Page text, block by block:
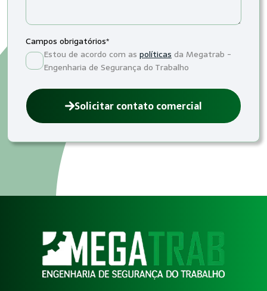
Campos obrigatórios*
Estou de acordo com as políticas da Megatrab -
Engenharia de Segurança do Trabalho
Solicitar contato comercial